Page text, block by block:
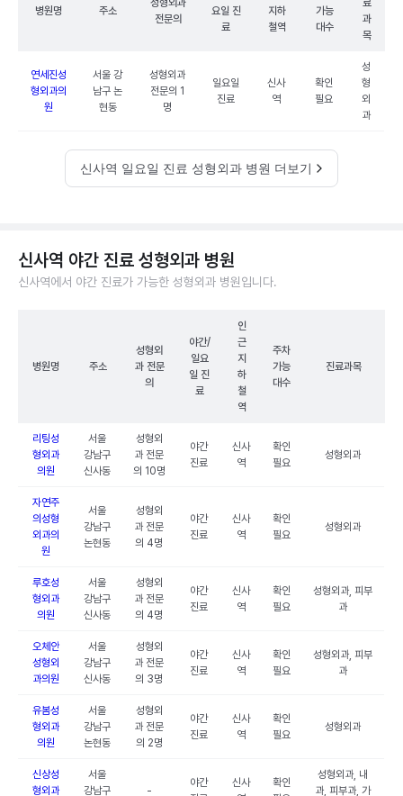
병원명 주소
성형외과
전문의
요일 진
료
지하
철역
가능
대수
료
과
목
연세진성
형외과의
원
서울 강
남구 논
현동
성형외과
전문의 1
명
일요일
진료
신사
역
확인
필요
성
형
외
과
신사역 일요일 진료 성형외과 병원 더보기
신사역 야간 진료 성형외과 병원
신사역에서 야간 진료가 가능한 성형외과 병원입니다.
병원명 주소
성형외
과 전문
의
야간/
일요
일 진
료
인
근
지
하
철
역
주차
가능
대수
진료과목
리팅성
형외과
의원
서울
강남구
신사동
성형외
과 전문
의 10명
야간
진료
신사
역
확인
필요
성형외과
자연주
의성형
외과의
원
서울
강남구
논현동
성형외
과 전문
의 4명
야간
진료
신사
역
확인
필요
성형외과
루호성
형외과
의원
서울
강남구
신사동
성형외
과 전문
의 4명
야간
진료
신사
역
확인
필요
성형외과, 피부
과
오체안
성형외
과의원
서울
강남구
신사동
성형외
과 전문
의 3명
야간
진료
신사
역
확인
필요
성형외과, 피부
과
유봄성
형외과
의원
서울
강남구
논현동
성형외
과 전문
의 2명
야간
진료
신사
역
확인
필요
성형외과
신상성
형외과
서울
강남구
-
야간
신사
확인
성형외과, 내
과, 피부과, 가